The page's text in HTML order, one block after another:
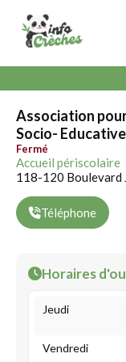
Association
Socio-
Fermé
Accueil périscolaire
118-120 Boulevard
Téléphone
Horaires
Jeudi
Vendredi